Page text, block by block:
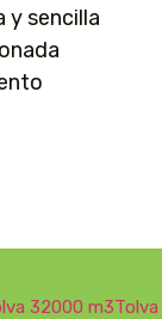
y sencilla
32000 m3